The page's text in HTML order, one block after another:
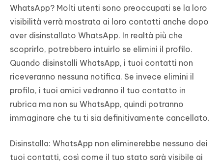
WhatsApp? Molti utenti sono preoccupati se la loro
visibilità verrà mostrata ai loro contatti anche dopo
aver disinstallato WhatsApp. In realtà più che
scoprirlo, potrebbero intuirlo se elimini il profilo.
Quando disinstalli WhatsApp, i tuoi contatti non
riceveranno nessuna notifica. Se invece elimini il
profilo, i tuoi amici vedranno il tuo contatto in
rubrica ma non su WhatsApp, quindi potranno
immaginare che tu ti sia definitivamente cancellato.
Disinstalla: WhatsApp non eliminerebbe nessuno dei
tuoi contatti, così come il tuo stato sarà visibile ai